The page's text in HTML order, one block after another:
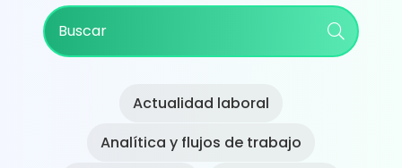
Primary
Sidebar
Actualidad laboral
Analítica y flujos de trabajo